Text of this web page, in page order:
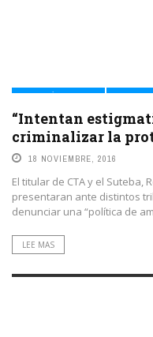
“Intentan
criminalizar la
18 NOVIEMBRE, 2016
El titular de CTA y el Suteba,
presentaran ante distintos
denunciar una “política de
LEE MAS